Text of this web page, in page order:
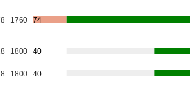
1760 74
1800 40
1800 40